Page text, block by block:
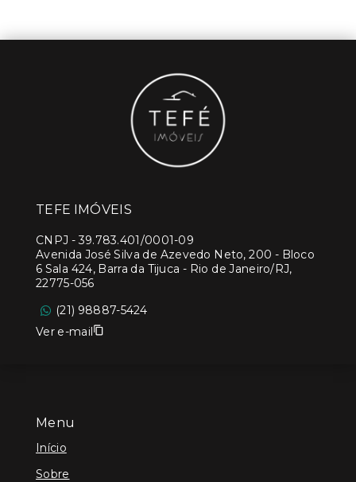
Menu
Início
Sobre
TEFE IMÓVEIS
CNPJ -39.783.401/0001-09
Avenida José Silva de Azevedo Neto, 200 - Bloco
6 Sala 424, Barra da Tijuca - Rio de Janeiro/RJ,
22775-056
(21) 98887-5424
Ver e-mail